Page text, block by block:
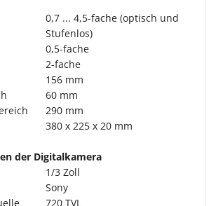
0,7 ... 4,5-fache (optisch und
Stufenlos)
0,5-fache
2-fache
156 mm
60 mm
290 mm
380 x 225 x 20 mm
der Digitalkamera
1/3 Zoll
Sony
720 TVL